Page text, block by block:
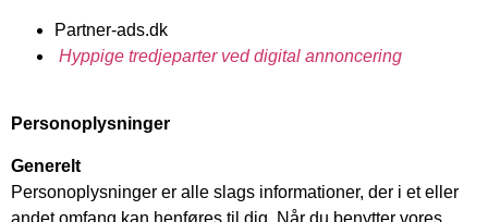
Partner-ads.dk
Hyppige tredjeparter ved digital annoncering
Personoplysninger
Generelt
Personoplysninger er alle slags informationer, der i et eller
andet omfang kan henføres til dig. Når du benytter vores